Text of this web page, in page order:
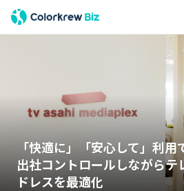
「快適に」「安心して」利
出社コントロールしながらテ
ドレスを最適化